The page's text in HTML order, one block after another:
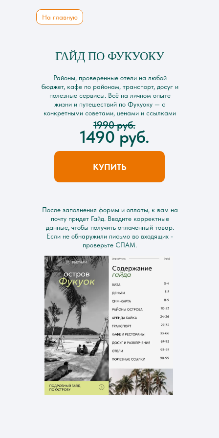
ГАЙД ПО ФУКУОКУ
После заполнения формы и оплаты, к вам на
почту придет Гайд. Вводите корректные
данные, чтобы получить оплаченный товар.
Если не обнаружили письмо во входящих -
проверьте СПАМ.
На главную
Районы, проверенные отели на любой
бюджет, кафе по районам, транспорт, досуг и
полезные сервисы. Всё на личном опыте
жизни и путешествий по Фукуоку — с
конкретными советами, ценами и ссылками
КУПИТЬ
1490 руб.
1990 руб.